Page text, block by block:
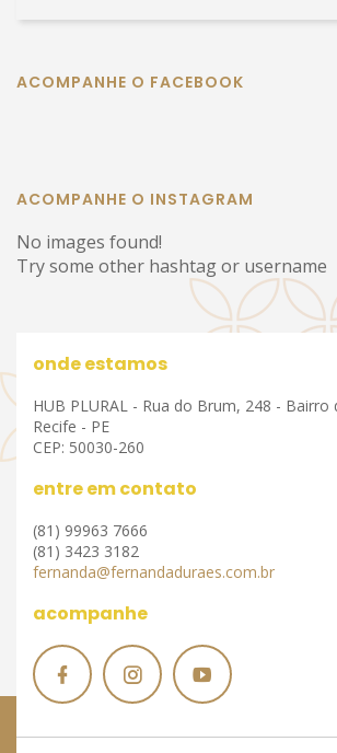
ACOMPANHE O FACEBOOK
ACOMPANHE O INSTAGRAM
No images found!
Try some other hashtag or username
onde estamos
HUB PLURAL - Rua do Brum, 248 - Bairro
Recife - PE
CEP: 50030-260
entre em contato
(81) 99963 7666
(81) 3423 3182
fernanda@fernandaduraes.com.br
acompanhe